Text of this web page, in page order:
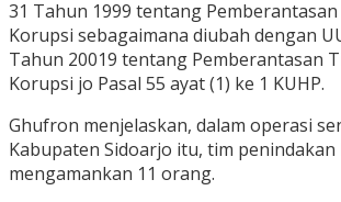
31 Tahun 1999 tentang
Korupsi sebagaimana diubah dengan
Tahun 20019 tentang Pemberantasan
Korupsi jo Pasal 55 ayat (1) ke 1 KUHP.
Ghufron menjelaskan, dalam operasi
Kabupaten Sidoarjo itu, tim penindakan
mengamankan 11 orang.